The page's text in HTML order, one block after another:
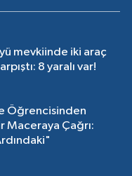
mevkiinde iki araç
8 yaralı var!
Öğrencisinden
Maceraya Çağrı: